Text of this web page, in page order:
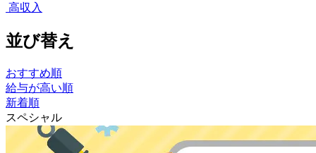
高収入
並び替え
おすすめ順
給与が高い順
新着順
スペシャル